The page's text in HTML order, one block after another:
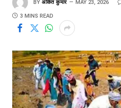
BY अंकित कुमार MAY 23, 2026
3 MINS READ